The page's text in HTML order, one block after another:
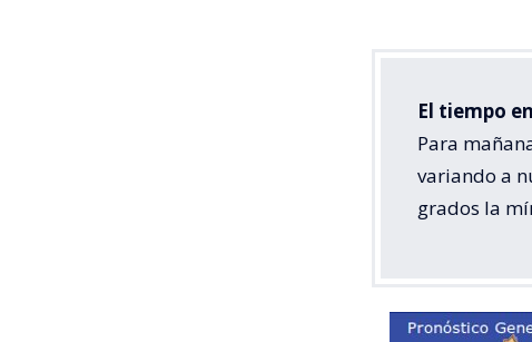
El tiempo
Para
variando a
grados la